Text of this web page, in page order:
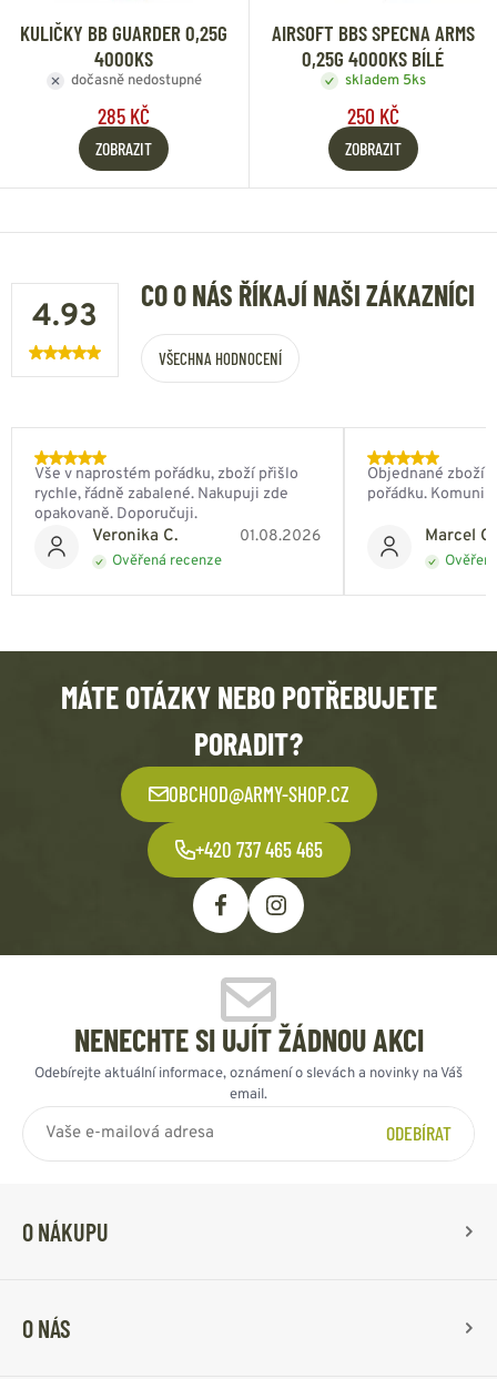
KULIČKY BB GUARDER 0,25G
4000KS
dočasně nedostupné
285 KČ
ZOBRAZIT
AIRSOFT BBS SPECNA ARMS
0,25G 4000KS BÍLÉ
skladem 5ks
250 KČ
ZOBRAZIT
4.93
CO O NÁS ŘÍKAJÍ NAŠI ZÁKAZNÍCI
VŠECHNA HODNOCENÍ
Veronika C. 01.08.2026
Ověřená recenze
Vše v naprostém pořádku, zboží přišlo
rychle, řádně zabalené. Nakupuji zde
opakovaně. Doporučuji.
Marcel
Objednané zboží
pořádku.
MÁTE OTÁZKY NEBO POTŘEBUJETE
PORADIT?
OBCHOD@ARMY-SHOP.CZ
+420 737 465 465
NENECHTE SI UJÍT ŽÁDNOU AKCI
Odebírejte aktuální informace, oznámení o slevách a novinky na Váš
email.
ODEBÍRAT
O NÁKUPU
O NÁS